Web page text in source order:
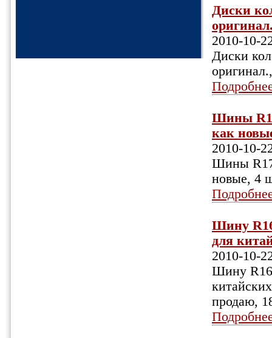
Диски
2010-10-
Диски
Шины
как
2010-10-
Шины R17
новые, 4
Шину
для
2010-10-
Шину
продаю,